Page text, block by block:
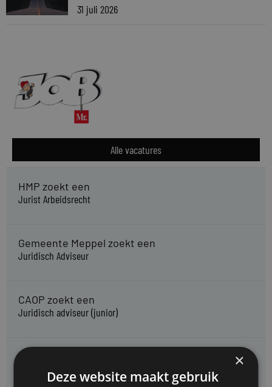
31 juli 2026
Alle vacatures
HMP zoekt een
Jurist Arbeidsrecht
Gemeente Meppel zoekt een
Juridisch Adviseur
CAOP zoekt een
Juridisch adviseur (junior)
Kifid zoekt een
×
Deze website maakt gebruik